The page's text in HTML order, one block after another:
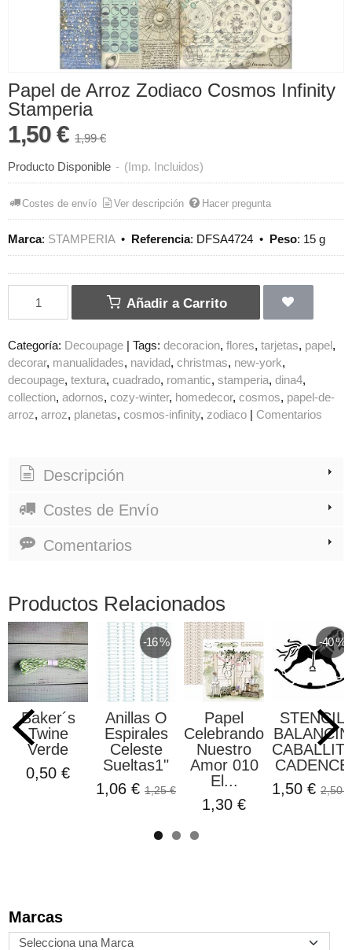
Marcas
Papel de Arroz Zodiaco Cosmos Infinity
Stamperia
1,50 € 1,99 €
Producto Disponible - (Imp. Incluidos)
Costes de envío Ver descripción Hacer pregunta
Marca: STAMPERIA• Referencia: DFSA4724 • Peso: 15 g
Añadir a Carrito
Categoría: Decoupage Tags: decoracion flores tarjetas papel
decorar manualidades navidad christmas new-york
decoupage textura cuadrado romantic stamperia dina4
collection adornos cozy-winter homedecor cosmos papel-de-
arroz arroz planetas cosmos-infinity zodiaco Comentarios
Descripción
Costes de Envío
Comentarios
Productos Relacionados
Baker´s
Twine
Verde
0,50 €
-16 %
Anillas O
Espirales
Celeste
Sueltas1"
1,06 € 1,25 €
Papel
Celebrando
Nuestro
Amor 010
El...
1,30 €
-40 %
STENCIL
BALANCIN
CADENCE
1,50 € 2,50 €